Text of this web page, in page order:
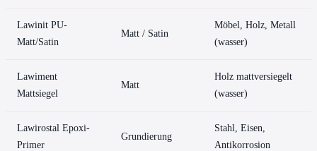
Lawinit PU-
Matt/Satin
Matt / Satin
Möbel, Holz, Metall
(wasser)
Lawiment
Mattsiegel
Matt
Holz mattversiegelt
(wasser)
Lawirostal Epoxi-
Primer
Grundierung
Stahl, Eisen,
Antikorrosion